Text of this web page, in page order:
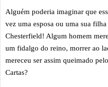
Alguém poderia imaginar que
vez uma esposa ou uma sua
Chesterfield! Algum homem
um fidalgo do reino, morrer ao
mereceu ser assim queimado
Cartas?